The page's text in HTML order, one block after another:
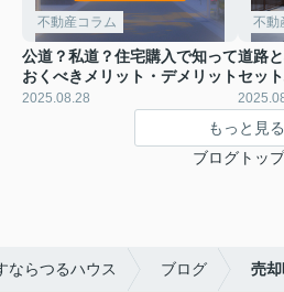
不動産コラム
公道？私道？住宅購入で知って
おくべきメリット・デメリット
2025.08.28
不動
道路
セッ
もっと見る
ブログトッ
ならつるハウス ブログ 売